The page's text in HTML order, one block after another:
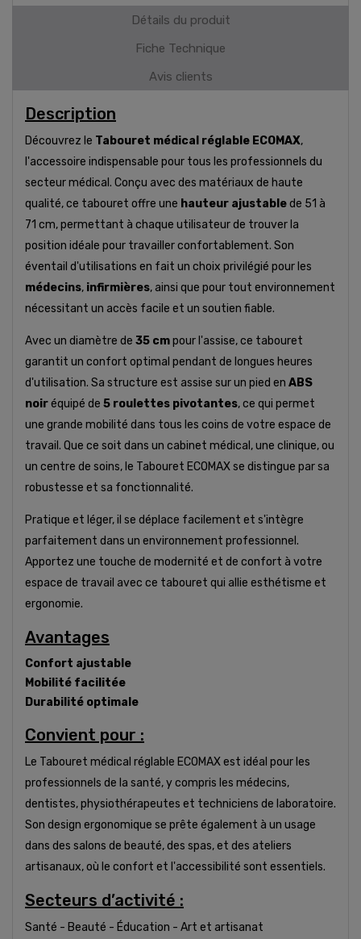
Détails du produit
Fiche Technique
Avis clients
Description
Découvrez le Tabouret médical réglable ECOMAX,
l'accessoire indispensable pour tous les professionnels du
secteur médical. Conçu avec des matériaux de haute
qualité, ce tabouret offre une hauteur ajustablede 51 à
71 cm, permettant à chaque utilisateur de trouver la
position idéale pour travailler confortablement. Son
éventail d'utilisations en fait un choix privilégié pour les
médecins, infirmières, ainsi que pour tout environnement
nécessitant un accès facile et un soutien fiable.
Avec un diamètre de 35 cmpour l'assise, ce tabouret
garantit un confort optimal pendant de longues heures
d'utilisation. Sa structure est assise sur un pied en ABS
noiréquipé de 5 roulettes pivotantes, ce qui permet
une grande mobilité dans tous les coins de votre espace de
travail. Que ce soit dans un cabinet médical, une clinique, ou
un centre de soins, le Tabouret ECOMAX se distingue par sa
robustesse et sa fonctionnalité.
Pratique et léger, il se déplace facilement et s'intègre
parfaitement dans un environnement professionnel.
Apportez une touche de modernité et de confort à votre
espace de travail avec ce tabouret qui allie esthétisme et
ergonomie.
Avantages
Confort ajustable
Mobilité facilitée
Durabilité optimale
Convient pour :
Le Tabouret médical réglable ECOMAX est idéal pour les
professionnels de la santé, y compris les médecins,
dentistes, physiothérapeutes et techniciens de laboratoire.
Son design ergonomique se prête également à un usage
dans des salons de beauté, des spas, et des ateliers
artisanaux, où le confort et l'accessibilité sont essentiels.
Secteurs d’activité :
Santé - Beauté - Éducation - Art et artisanat